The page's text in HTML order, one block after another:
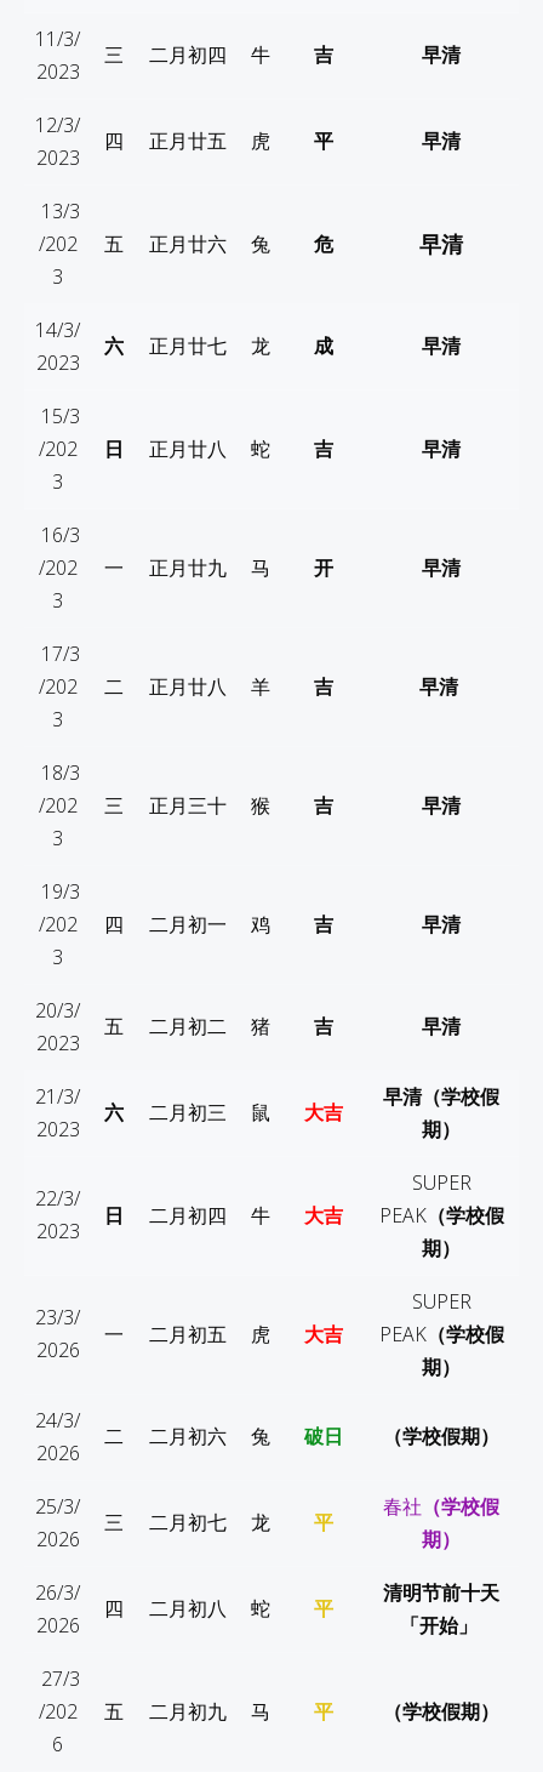
11/3/
2023
三 二月初四 牛 吉 早清
12/3/
2023
四 正月廿五 虎 平 早清
13/3
/202
3
五 正月廿六 兔 危 早清
14/3/
2023
六 正月廿七 龙 成 早清
15/3
/202
3
日 正月廿八 蛇 吉 早清
16/3
/202
3
一 正月廿九 马 开 早清
17/3
/202
3
二 正月廿八 羊 吉 早清
18/3
/202
3
三 正月三十 猴 吉 早清
19/3
/202
3
四 二月初一 鸡 吉 早清
20/3/
2023
五 二月初二 猪 吉 早清
21/3/
2023
六 二月初三 鼠 大吉
早清（学校假
期）
22/3/
2023
日 二月初四 牛 大吉
SUPER
PEAK（学校假
期）
23/3/
2026
一 二月初五 虎 大吉
SUPER
PEAK（学校假
期）
24/3/
2026
二 二月初六 兔 破日 （学校假期）
25/3/
2026
三 二月初七 龙 平
春社 （学校假
期）
26/3/
2026
四 二月初八 蛇 平
清明节前十天
「开始」
27/3
/202
6
五 二月初九 马 平 （学校假期）